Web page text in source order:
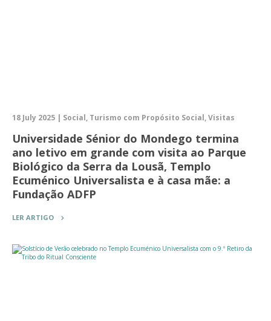
18 July 2025 | Social, Turismo com Propósito Social, Visitas
Universidade Sénior do Mondego termina
ano letivo em grande com visita ao Parque
Biológico da Serra da Lousã, Templo
Ecuménico Universalista e à casa mãe: a
Fundação ADFP
LER ARTIGO